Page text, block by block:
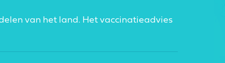
van het land. Het vaccinatieadvies